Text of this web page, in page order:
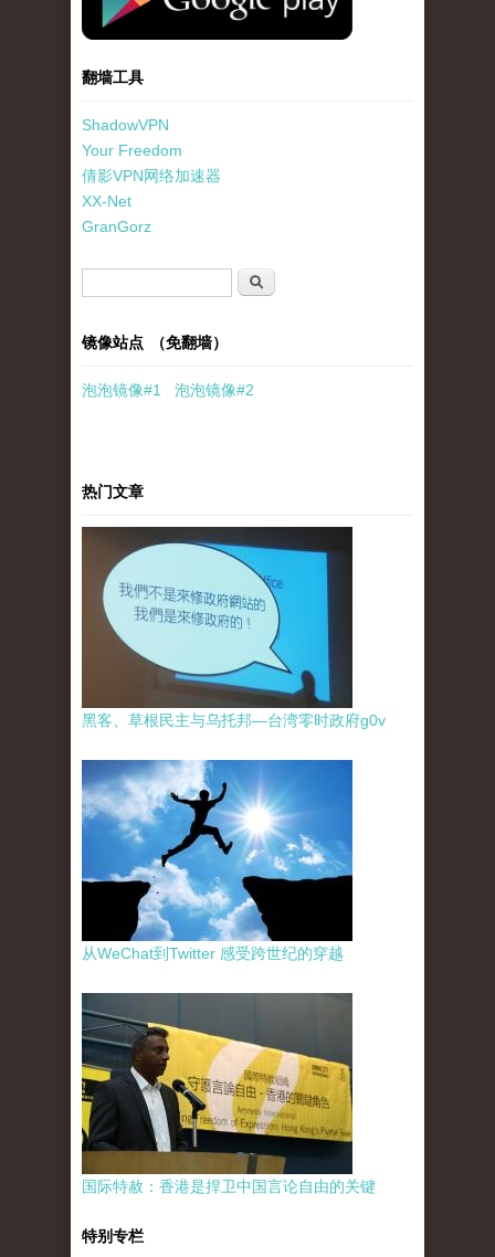
翻墙工具
ShadowVPN
Your Freedom
倩影VPN网络加速器
XX-Net
GranGorz
搜索
镜像站点 （免翻墙）
泡泡镜像#1 泡泡镜像#2
热门文章
黑客、草根民主与乌托邦—台湾零时政府g0v
从WeChat到Twitter 感受跨世纪的穿越
国际特赦：香港是捍卫中国言论自由的关键
特别专栏